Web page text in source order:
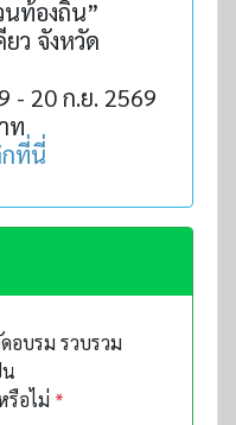
นท้องถิ่น”
ยว จังหวัด
- 20 ก.ย. 2569
ท
ที่นี่
บรม รวบรวม
รือไม่ *